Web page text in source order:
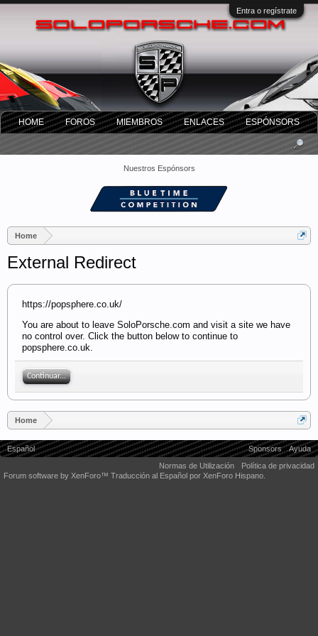
Entra o regístrate
Nuestros Espónsors
Home
External Redirect
https://popsphere.co.uk/
You are about to leave SoloPorsche.com and visit a site we have
no control over. Click the button below to continue to
popsphere.co.uk.
Continuar...
Home
HOME FOROS MIEMBROS ENLACES ESPÓNSORS
Español Sponsors
Ayuda
Normas de Utilización
Política de privacidad
Forum software by XenForo™ Traducción al Español por XenForo Hispano.